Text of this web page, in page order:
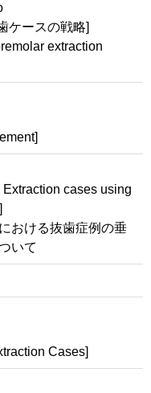
ケースの戦略]
extraction
cases using
おける抜歯症例の垂
いて
Cases]